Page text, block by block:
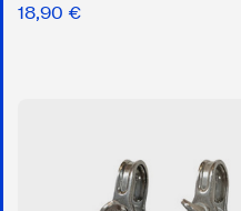
18,90 €